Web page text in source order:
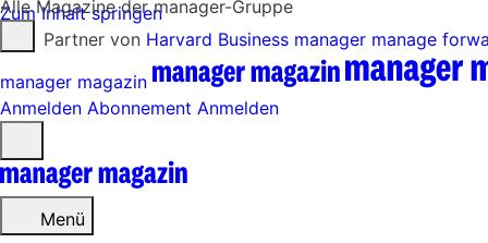
Zum Inhalt springen
Partner von Harvard Business manager manage
manager magazin
Anmelden Abonnement Anmelden
öffnen
Menü
Alle Magazine der manager-Gruppe